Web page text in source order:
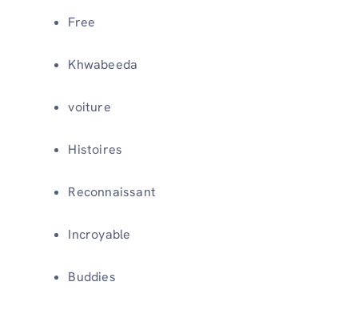
Free
Khwabeeda
voiture
Histoires
Reconnaissant
Incroyable
Buddies